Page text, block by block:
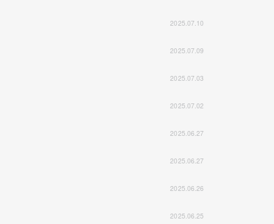
2025.07.10
2025.07.09
2025.07.03
2025.07.02
2025.06.27
2025.06.27
2025.06.26
2025.06.25